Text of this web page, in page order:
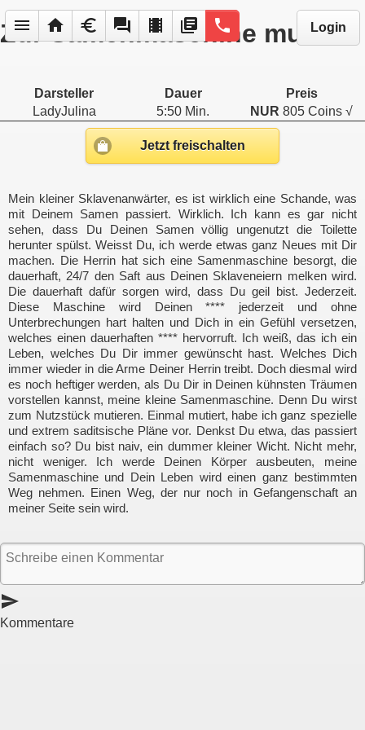
menu home euro forum local_movies library_books phone Login
Zur Samenmaschine mutiert
Darsteller Dauer
Preis
LadyJulina
5:50 Min. NUR 805 Coins √
Jetzt freischalten
Mein kleiner Sklavenanwärter, es ist wirklich eine Schande, was
mit Deinem Samen passiert. Wirklich. Ich kann es gar nicht
sehen, dass Du Deinen Samen völlig ungenutzt die Toilette
herunter spülst. Weisst Du, ich werde etwas ganz Neues mit Dir
machen. Die Herrin hat sich eine Samenmaschine besorgt, die
dauerhaft, 24/7 den Saft aus Deinen Sklaveneiern melken wird.
Die dauerhaft dafür sorgen wird, dass Du geil bist. Jederzeit.
Diese Maschine wird Deinen **** jederzeit und ohne
Unterbrechungen hart halten und Dich in ein Gefühl versetzen,
welches einen dauerhaften **** hervorruft. Ich weiß, das ich ein
Leben, welches Du Dir immer gewünscht hast. Welches Dich
immer wieder in die Arme Deiner Herrin treibt. Doch diesmal wird
es noch heftiger werden, als Du Dir in Deinen kühnsten Träumen
vorstellen kannst, meine kleine Samenmaschine. Denn Du wirst
zum Nutzstück mutieren. Einmal mutiert, habe ich ganz spezielle
und extrem saditsische Pläne vor. Denkst Du etwa, das passiert
einfach so? Du bist naiv, ein dummer kleiner Wicht. Nicht mehr,
nicht weniger. Ich werde Deinen Körper ausbeuten, meine
Samenmaschine und Dein Leben wird einen ganz bestimmten
Weg nehmen. Einen Weg, der nur noch in Gefangenschaft an
meiner Seite sein wird.
send
Kommentare